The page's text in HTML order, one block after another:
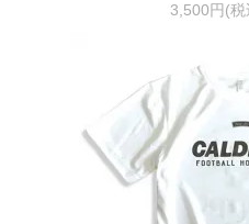
3,500円(